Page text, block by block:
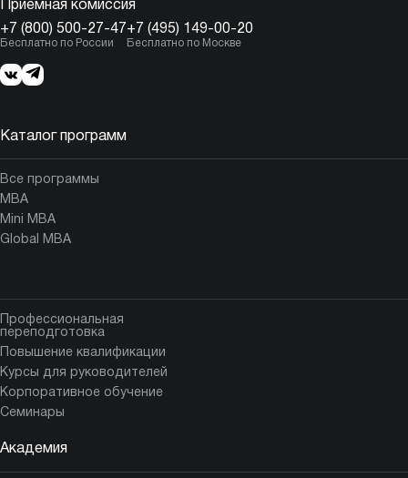
Приемная комиссия
+7 (800) 500-27-47
Бесплатно по России
+7 (495) 149-00-20
Бесплатно по Москве
Каталог программ
Все программы
MBA
Mini MBA
Global MBA
Профессиональная
переподготовка
Повышение квалификации
Курсы для руководителей
Корпоративное обучение
Семинары
Академия